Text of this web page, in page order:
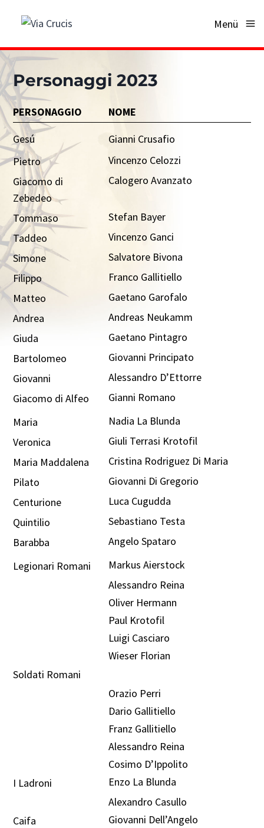
Menü
Personaggi 2023
PERSONAGGIO
NOME
Gesú
Gianni Crusafio
Pietro
Vincenzo Celozzi
Giacomo di
Zebedeo
Calogero Avanzato
Tommaso
Stefan Bayer
Taddeo
Vincenzo Ganci
Simone
Salvatore Bivona
Filippo
Franco Gallitiello
Matteo
Gaetano Garofalo
Andrea
Andreas Neukamm
Giuda
Gaetano Pintagro
Bartolomeo
Giovanni Principato
Giovanni
Alessandro D’Ettorre
Giacomo di Alfeo
Gianni Romano
Maria
Nadia La Blunda
Veronica
Giuli Terrasi Krotofil
Maria Maddalena
Cristina Rodriguez Di Maria
Pilato
Giovanni Di Gregorio
Centurione
Luca Cugudda
Quintilio
Sebastiano Testa
Barabba
Angelo Spataro
Legionari Romani
Markus Aierstock
Alessandro Reina
Oliver Hermann
Paul Krotofil
Luigi Casciaro
Wieser Florian
Soldati Romani
Orazio Perri
Dario Gallitiello
Franz Gallitiello
Alessandro Reina
Cosimo D’Ippolito
I Ladroni
Enzo La Blunda
Alexandro Casullo
Caifa
Giovanni Dell’Angelo